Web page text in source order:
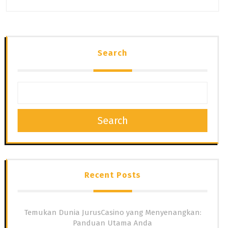
Search
Search
Recent Posts
Temukan Dunia JurusCasino yang Menyenangkan:
Panduan Utama Anda